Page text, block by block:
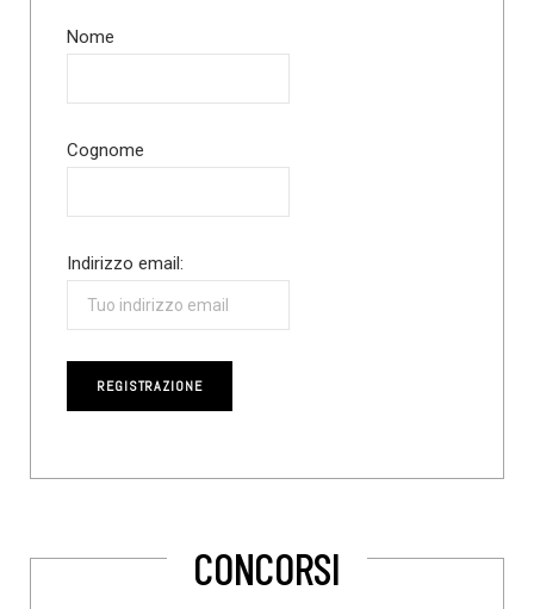
Nome
Cognome
Indirizzo email:
CONCORSI